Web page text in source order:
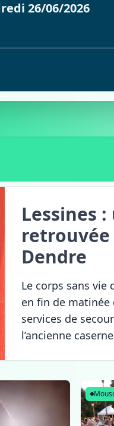
26/06/2026
Lessines
Dendre
Le corps sans vie
en fin de matinée
services de
l’ancienne